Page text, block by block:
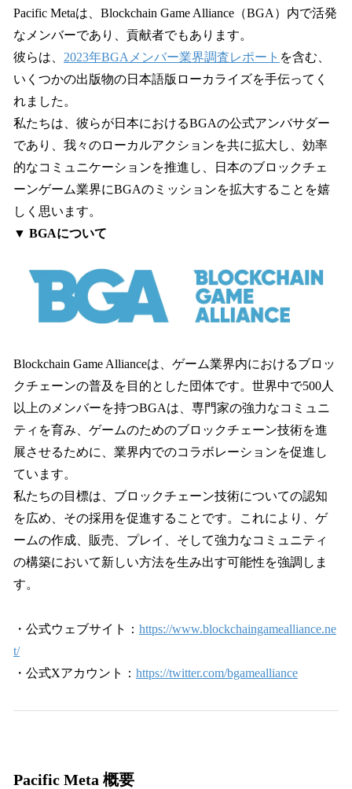
Pacific Metaは、Blockchain Game Alliance（BGA）内で活発
なメンバーであり、貢献者でもあります。
彼らは、 2023年BGAメンバー業界調査レポート を含む、
いくつかの出版物の日本語版ローカライズを手伝ってく
れました。
私たちは、彼らが日本におけるBGAの公式アンバサダー
であり、我々のローカルアクションを共に拡大し、効率
的なコミュニケーションを推進し、日本のブロックチェ
ーンゲーム業界にBGAのミッションを拡大することを嬉
しく思います。
▼ BGAについて
Blockchain Game Allianceは、ゲーム業界内におけるブロッ
クチェーンの普及を目的とした団体です。世界中で500人
以上のメンバーを持つBGAは、専門家の強力なコミュニ
ティを育み、ゲームのためのブロックチェーン技術を進
展させるために、業界内でのコラボレーションを促進し
ています。
私たちの目標は、ブロックチェーン技術についての認知
を広め、その採用を促進することです。これにより、ゲ
ームの作成、販売、プレイ、そして強力なコミュニティ
の構築において新しい方法を生み出す可能性を強調しま
す。
・公式ウェブサイト： https://www.blockchaingamealliance.ne
t/
・公式Xアカウント： https://twitter.com/bgamealliance
Pacific Meta 概要